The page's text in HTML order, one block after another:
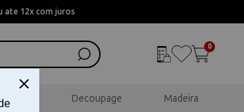
ate 12x com juros
0
Decoupage Madeira